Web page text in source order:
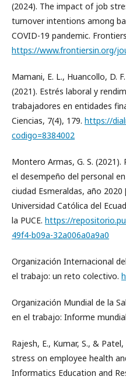
(2024). The impact of job
turnover intentions among
COVID-19 pandemic.
https://www.frontiersin.org/
Mamani, E. L., Huancollo, D.
(2021). Estrés laboral y
trabajadores en entidades
Ciencias, 7(4), 179. https://
codigo=8384002
Montero Armas, G. S.
el desempeño del personal
ciudad Esmeraldas, año
Universidad Católica del
la PUCE. https://
49f4-b09a-32a006a0a9a0
Organización Internacional
el trabajo: un reto colectivo.
Organización Mundial de la
en el trabajo: Informe
Rajesh, E., Kumar, S., &
stress on employee health
Informatics Education and